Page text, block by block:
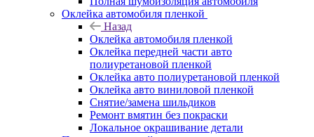
Оклейка автомобиля пленкой
Назад
Оклейка автомобиля пленкой
Оклейка передней части авто
полиуретановой пленкой
Оклейка авто полиуретановой пленкой
Оклейка авто виниловой пленкой
Снятие/замена шильдиков
Ремонт вмятин без покраски
Локальное окрашивание детали